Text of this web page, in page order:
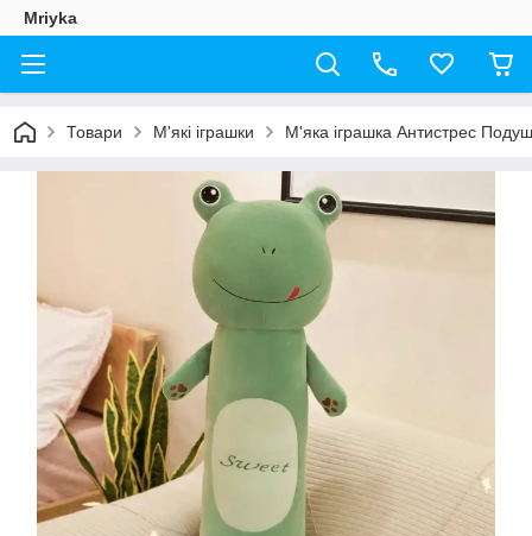
Mriyka
Товари М'які іграшки М'яка іграшка Антистрес